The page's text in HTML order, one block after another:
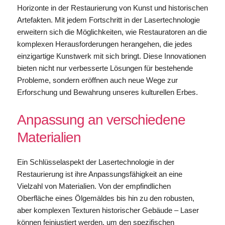
Horizonte in der Restaurierung von Kunst und historischen
Artefakten. Mit jedem Fortschritt in der Lasertechnologie
erweitern sich die Möglichkeiten, wie Restauratoren an die
komplexen Herausforderungen herangehen, die jedes
einzigartige Kunstwerk mit sich bringt. Diese Innovationen
bieten nicht nur verbesserte Lösungen für bestehende
Probleme, sondern eröffnen auch neue Wege zur
Erforschung und Bewahrung unseres kulturellen Erbes.
Anpassung an verschiedene
Materialien
Ein Schlüsselaspekt der Lasertechnologie in der
Restaurierung ist ihre Anpassungsfähigkeit an eine
Vielzahl von Materialien. Von der empfindlichen
Oberfläche eines Ölgemäldes bis hin zu den robusten,
aber komplexen Texturen historischer Gebäude – Laser
können feinjustiert werden, um den spezifischen